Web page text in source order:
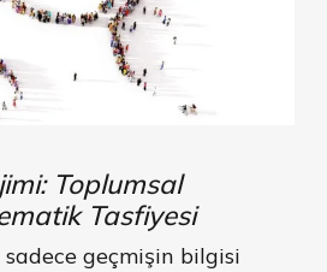
Toplumsal
Tasfiyesi
sadece geçmişin bilgisi